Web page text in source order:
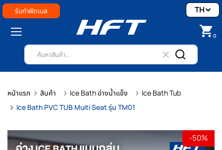
รับทำฟิตเนส
0
TH
หน้าแรก สินค้า Ice Bath อ่างน้ำแข็ง
Ice Bath Tub
Ice Bath PVC TUB Muiti Seat รุ่น TM01
-50%